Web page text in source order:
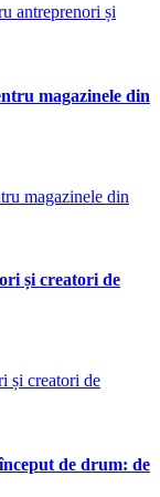
magazinele din
și creatori de
de drum: de